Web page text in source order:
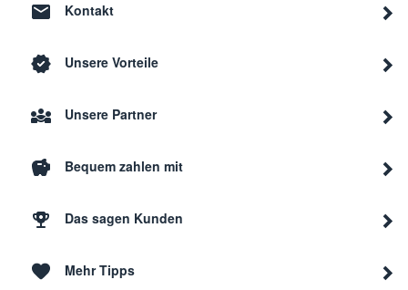
Kontakt
Unsere Vorteile
Unsere Partner
Bequem zahlen mit
Das sagen Kunden
Mehr Tipps